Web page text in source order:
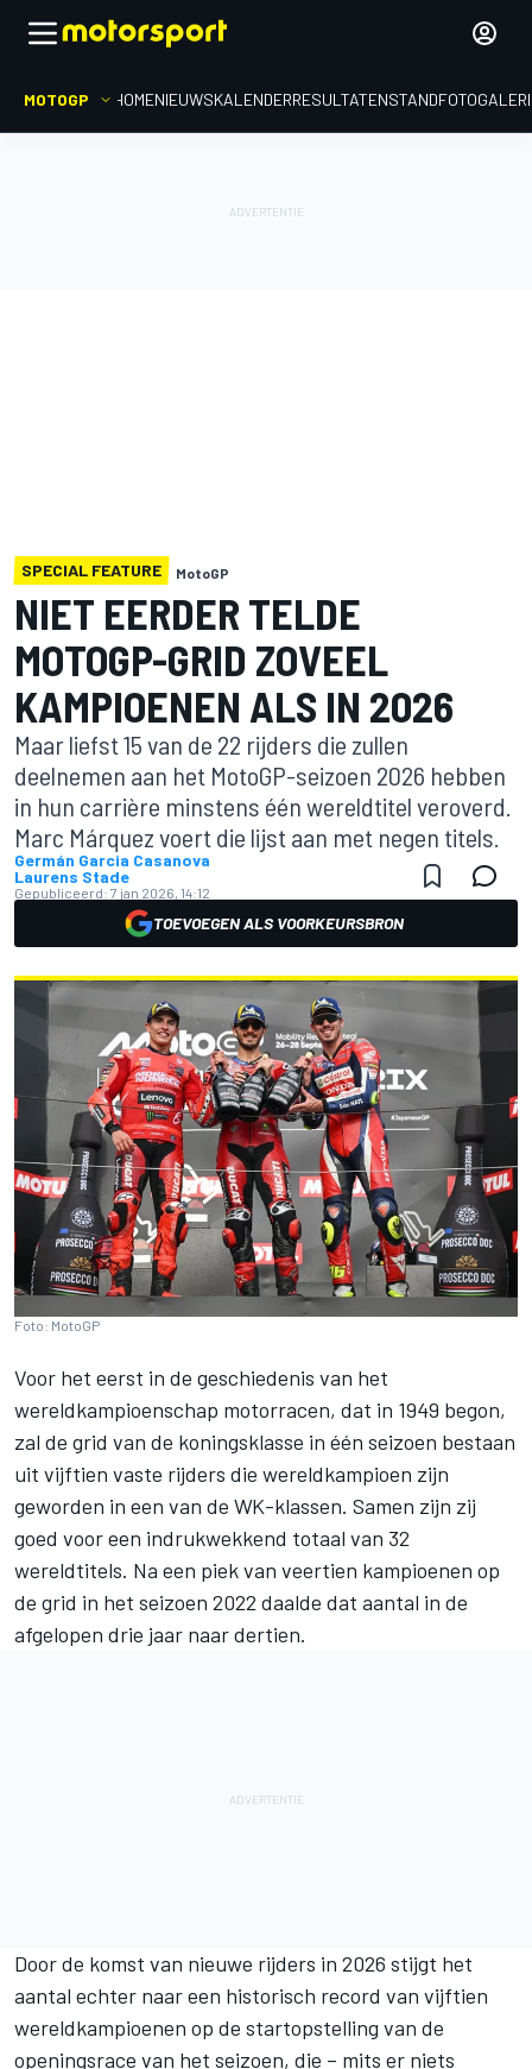
MOTOGP HOMENIEUWSKALENDERRESULTATENSTAND
SPECIAL FEATURE MotoGP
NIET EERDER TELDE
MOTOGP-GRID ZOVEEL
KAMPIOENEN ALS IN 2026
Maar liefst 15 van de 22 rijders die zullen
deelnemen aan het MotoGP-seizoen 2026 hebben
in hun carrière minstens één wereldtitel veroverd.
Marc Márquez voert die lijst aan met negen titels.
Germán Garcia Casanova
Laurens Stade
Gepubliceerd: 7 jan 2026, 14:12
TOEVOEGEN ALS VOORKEURSBRON
Foto: MotoGP
Voor het eerst in de geschiedenis van het
wereldkampioenschap motorracen, dat in 1949 begon,
zal de grid van de koningsklasse in één seizoen bestaan
uit vijftien vaste rijders die wereldkampioen zijn
geworden in een van de WK-klassen. Samen zijn zij
goed voor een indrukwekkend totaal van 32
wereldtitels. Na een piek van veertien kampioenen op
de grid in het seizoen 2022 daalde dat aantal in de
afgelopen drie jaar naar dertien.
Door de komst van nieuwe rijders in 2026 stijgt het
aantal echter naar een historisch record van vijftien
wereldkampioenen op de startopstelling van de
openingsrace van het seizoen, die – mits er niets